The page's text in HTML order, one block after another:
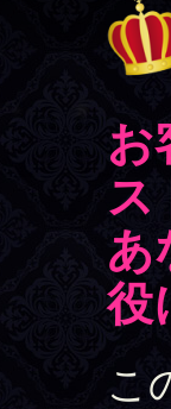
お
ス
あ
役
こ